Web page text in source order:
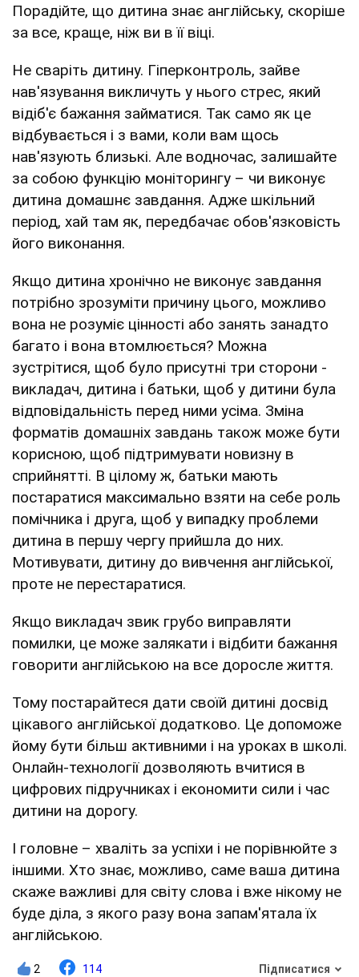
Порадійте, що дитина знає англійську, скоріше
за все, краще, ніж ви в її віці.
Не сваріть дитину. Гіперконтроль, зайве
нав'язування викличуть у нього стрес, який
відіб'є бажання займатися. Так само як це
відбувається і з вами, коли вам щось
нав'язують близькі. Але водночас, залишайте
за собою функцію моніторингу – чи виконує
дитина домашнє завдання. Адже шкільний
період, хай там як, передбачає обов'язковість
його виконання.
Якщо дитина хронічно не виконує завдання
потрібно зрозуміти причину цього, можливо
вона не розуміє цінності або занять занадто
багато і вона втомлюється? Можна
зустрітися, щоб було присутні три сторони -
викладач, дитина і батьки, щоб у дитини була
відповідальність перед ними усіма. Зміна
форматів домашніх завдань також може бути
корисною, щоб підтримувати новизну в
сприйнятті. В цілому ж, батьки мають
постаратися максимально взяти на себе роль
помічника і друга, щоб у випадку проблеми
дитина в першу чергу прийшла до них.
Мотивувати, дитину до вивчення англійської,
проте не перестаратися.
Якщо викладач звик грубо виправляти
помилки, це може залякати і відбити бажання
говорити англійською на все доросле життя.
Тому постарайтеся дати своїй дитині досвід
цікавого англійської додатково. Це допоможе
йому бути більш активними і на уроках в школі.
Онлайн-технології дозволяють вчитися в
цифрових підручниках і економити сили і час
дитини на дорогу.
І головне – хваліть за успіхи і не порівнюйте з
іншими. Хто знає, можливо, саме ваша дитина
скаже важливі для світу слова і вже нікому не
буде діла, з якого разу вона запам'ятала їх
англійською.
2 114 Підписатися